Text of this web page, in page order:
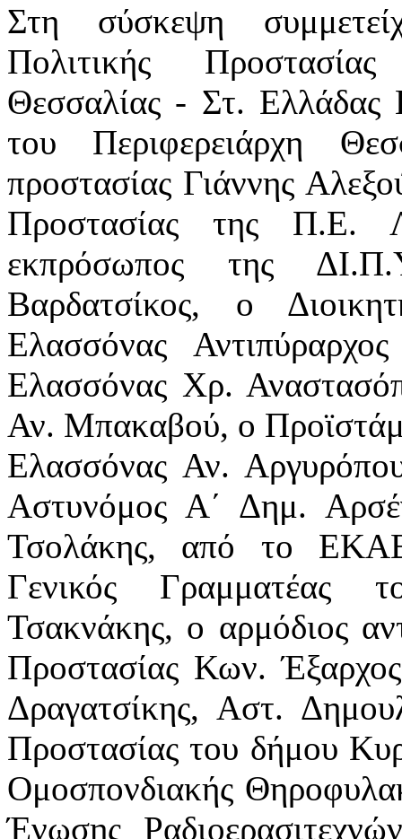
Στη σύσκεψη
Πολιτικής
Θεσσαλίας - Στ. Ελλάδας
του Περιφερειάρχη
προστασίας Γιάννης
Προστασίας της Π.Ε.
εκπρόσωπος της
Βαρδατσίκος, ο
Ελασσόνας
Ελασσόνας Χρ.
Αν. Μπακαβού, ο
Ελασσόνας Αν.
Αστυνόμος Α΄ Δημ.
Τσολάκης, από το
Γενικός
Τσακνάκης, ο αρμόδιος
Προστασίας Κων.
Δραγατσίκης, Αστ.
Προστασίας του δήμου
Ομοσπονδιακής
Ένωσης